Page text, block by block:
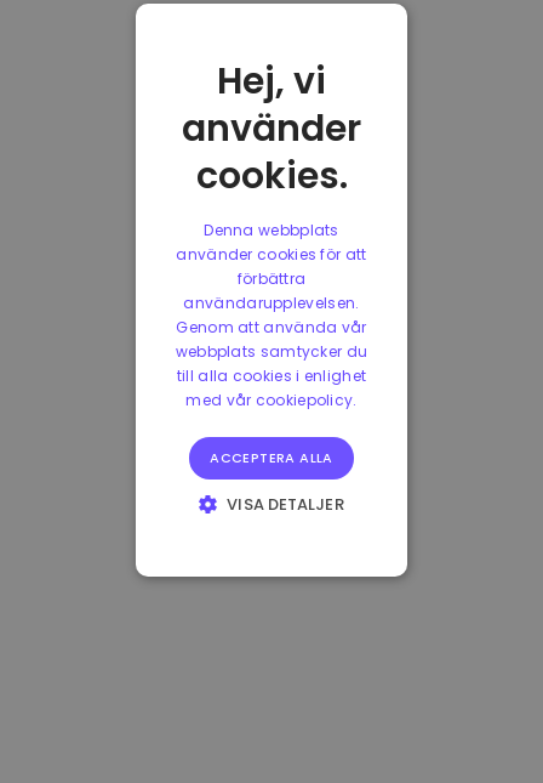
Hej, vi
använder
cookies.
Denna webbplats
använder cookies för att
förbättra
användarupplevelsen.
Genom att använda vår
webbplats samtycker du
till alla cookies i enlighet
med vår cookiepolicy.
ACCEPTERA ALLA
VISA DETALJER